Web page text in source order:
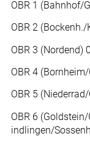
OBR 1 (Bahnhof/
OBR 2
OBR 3 (Nordend)
OBR 4
OBR 5
OBR 6
indlingen/